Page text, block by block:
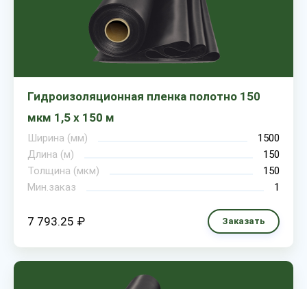
Гидроизоляционная пленка полотно 150
мкм 1,5 х 150 м
Ширина (мм)
1500
Длина (м)
150
Толщина (мкм)
150
Мин.заказ
1
7 793.25 ₽ Заказать